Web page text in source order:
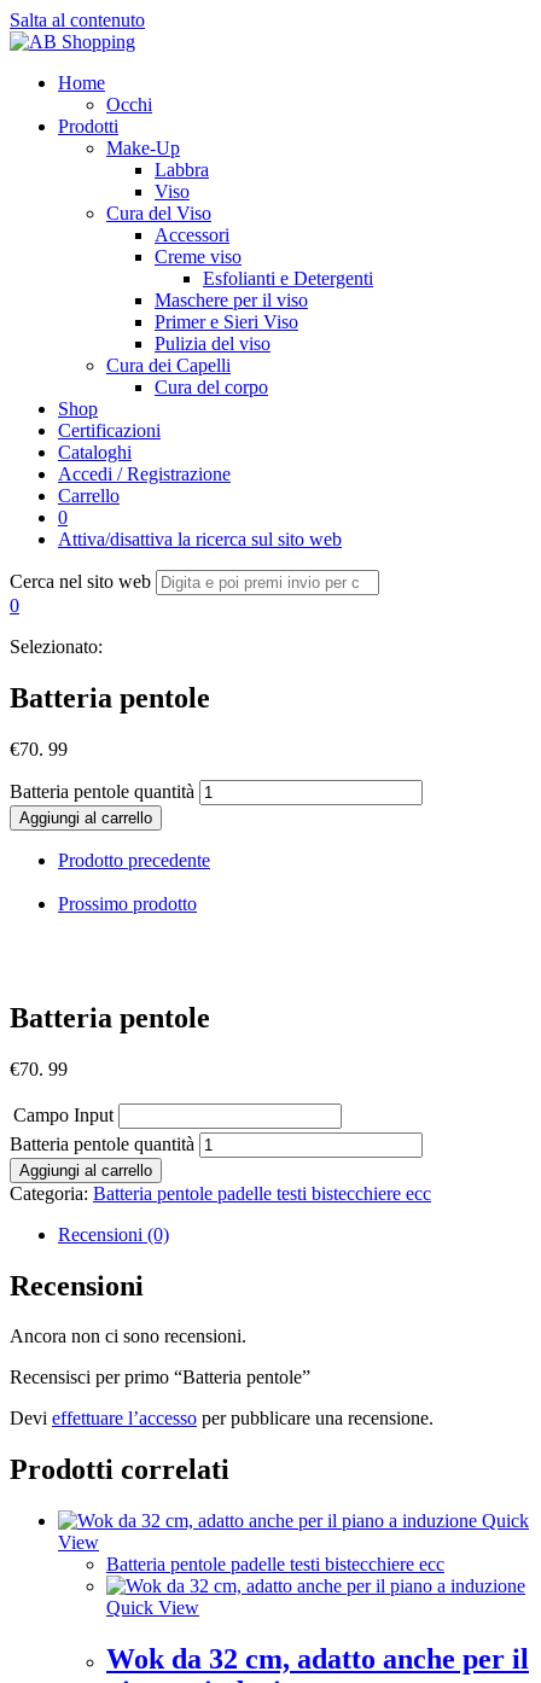
Salta al contenuto
Home
Occhi
Prodotti
Make-Up
Labbra
Viso
Cura del Viso
Accessori
Creme viso
Esfolianti e Detergenti
Maschere per il viso
Primer e Sieri Viso
Pulizia del viso
Cura dei Capelli
Cura del corpo
Shop
Certificazioni
Cataloghi
Accedi / Registrazione
Carrello
0
Attiva/disattiva la ricerca sul sito web
Cerca nel sito web
0
Selezionato:
Batteria pentole
€70. 99
Batteria pentole quantità
Aggiungi al carrello
Prodotto precedente
Prossimo prodotto
Batteria pentole
€70. 99
Campo Input
Batteria pentole quantità
Aggiungi al carrello
Categoria: Batteria pentole padelle testi bistecchiere ecc
Recensioni (0)
Recensioni
Ancora non ci sono recensioni.
Recensisci per primo “Batteria pentole”
Devi effettuare l’accesso per pubblicare una recensione.
Prodotti correlati
Quick
View
Batteria pentole padelle testi bistecchiere ecc
Quick View
Wok da 32 cm, adatto anche per il